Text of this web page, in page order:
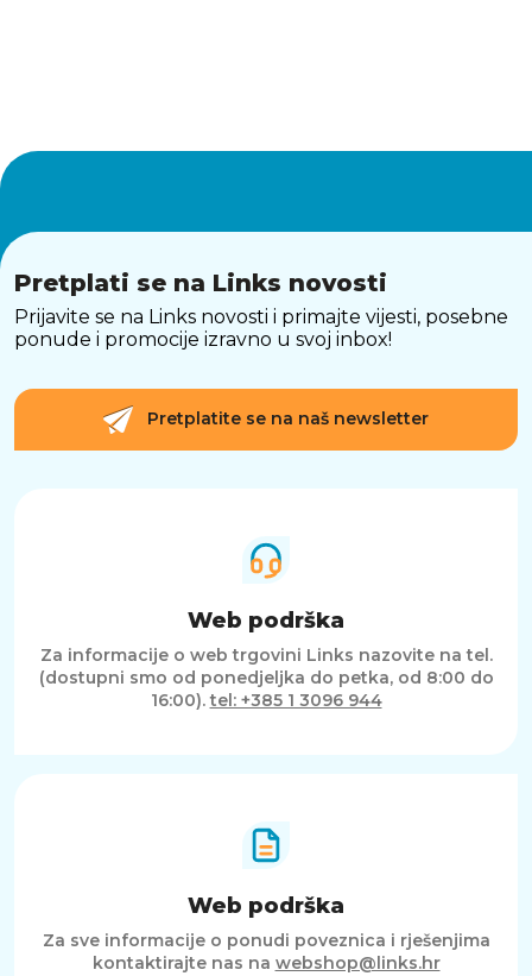
Pretplati se na Links novosti
Prijavite se na Links novosti i primajte vijesti, posebne
ponude i promocije izravno u svoj inbox!
Pretplatite se na naš newsletter
Web podrška
Za informacije o web trgovini Links nazovite na tel.
(dostupni smo od ponedjeljka do petka, od 8:00 do
16:00).tel: +385 1 3096 944
Web podrška
Za sve informacije o ponudi poveznica i rješenjima
kontaktirajte nas na webshop@links.hr